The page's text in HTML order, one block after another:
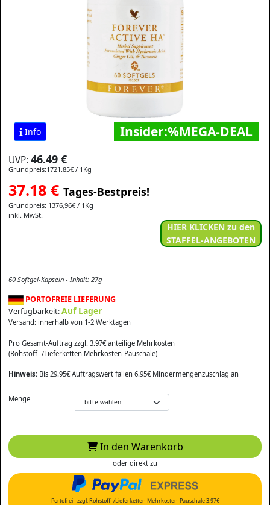
Info Insider:%MEGA-DEAL
UVP: 46.49 €
Grundpreis:1721.85€ / 1Kg
37.18 € Tages-Bestpreis!
Grundpreis: 1376,96€ / 1Kg
inkl. MwSt.
HIER KLICKEN zu den
STAFFEL-ANGEBOTEN
60 Softgel-Kapseln - Inhalt: 27g
PORTOFREIE LIEFERUNG
Verfügbarkeit:Auf Lager
Versand: innerhalb von 1-2 Werktagen
Pro Gesamt-Auftrag zzgl. 3.97€ anteilige Mehrkosten
(Rohstoff- /Lieferketten Mehrkosten-Pauschale)
Hinweis: Bis 29.95€ Auftragswert fallen 6.95€ Mindermengenzuschlag an
Menge
In den Warenkorb
oder direkt zu
Portofrei - zzgl. Rohstoff- /Lieferketten Mehrkosten-Pauschale 3.97€